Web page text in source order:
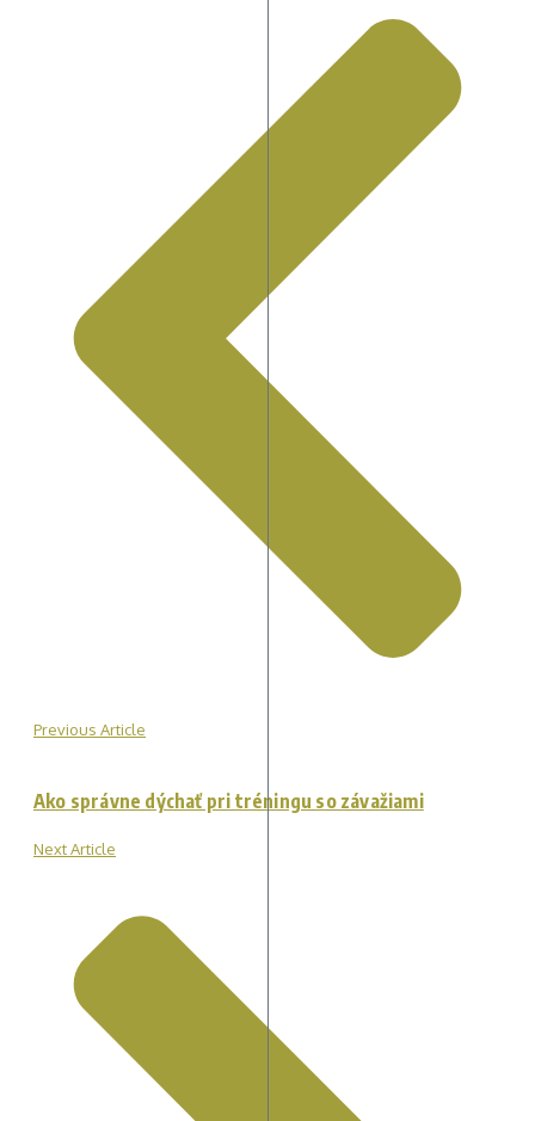
Previous Article
Ako správne dýchať pri tréningu so závažiami
Next Article